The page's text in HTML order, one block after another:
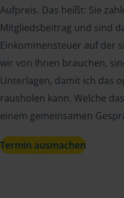
Aufpreis. Das heißt: Sie
Mitgliedsbeitrag und sind
Einkommensteuer auf der
wir von Ihnen brauchen,
Unterlagen, damit ich das
rausholen kann. Welche
einem gemeinsamen
Termin ausmachen